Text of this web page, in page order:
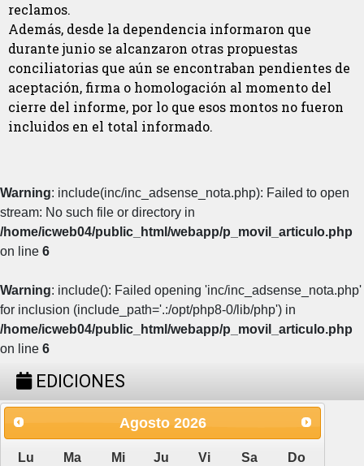
reclamos.
Además, desde la dependencia informaron que
durante junio se alcanzaron otras propuestas
conciliatorias que aún se encontraban pendientes de
aceptación, firma o homologación al momento del
cierre del informe, por lo que esos montos no fueron
incluidos en el total informado.
Warning: include(inc/inc_adsense_nota.php): Failed to open
stream: No such file or directory in
/home/icweb04/public_html/webapp/p_movil_articulo.php
on line 6
Warning: include(): Failed opening 'inc/inc_adsense_nota.php'
for inclusion (include_path='.:/opt/php8-0/lib/php') in
/home/icweb04/public_html/webapp/p_movil_articulo.php
on line 6
EDICIONES
Agosto 2026
Lu Ma Mi Ju Vi Sa Do